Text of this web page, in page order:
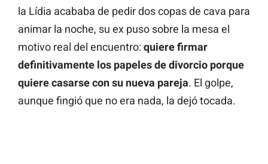
la Lídia acababa de pedir dos copas de cava para
animar la noche, su ex puso sobre la mesa el
motivo real del encuentro: quiere firmar
definitivamente los papeles de divorcio porque
quiere casarse con su nueva pareja. El golpe,
aunque fingió que no era nada, la dejó tocada.